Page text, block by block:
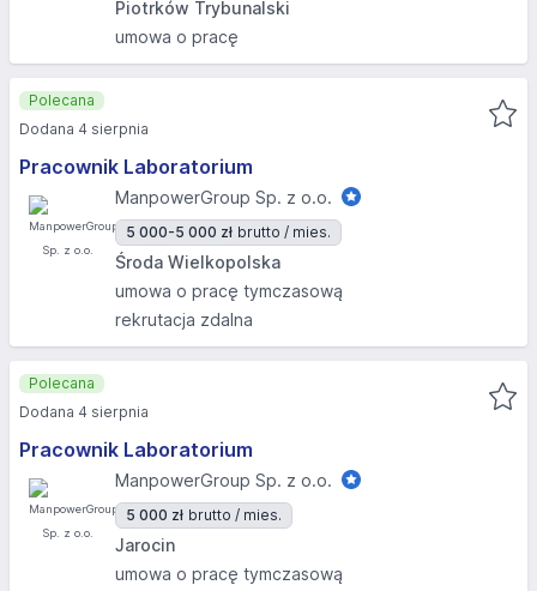
Piotrków Trybunalski
umowa o pracę
Pracownik Laboratorium
ManpowerGroup Sp. z o.o.
5 000-5 000 zł brutto / mies.
Środa Wielkopolska
umowa o pracę tymczasową
rekrutacja zdalna
Polecana
Dodana 4 sierpnia
Pracownik Laboratorium
ManpowerGroup Sp. z o.o.
5 000 zł brutto / mies.
Jarocin
umowa o pracę tymczasową
Polecana
Dodana 4 sierpnia